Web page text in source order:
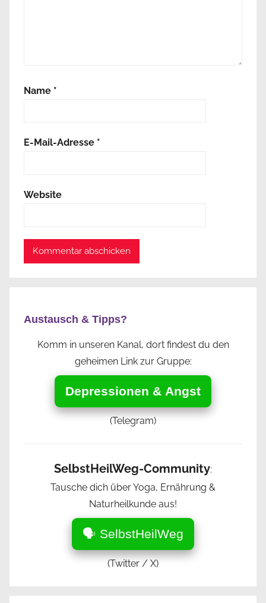
Name *
E-Mail-Adresse *
Website
Austausch & Tipps?
Komm in unseren Kanal, dort findest du den
geheimen Link zur Gruppe:
Depressionen & Angst
(Telegram)
SelbstHeilWeg-Community:
Tausche dich über Yoga, Ernährung &
Naturheilkunde aus!
🗣️ SelbstHeilWeg
(Twitter / X)